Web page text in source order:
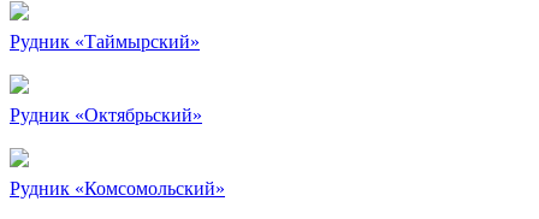
Рудник «Таймырский»
Рудник «Октябрьский»
Рудник «Комсомольский»